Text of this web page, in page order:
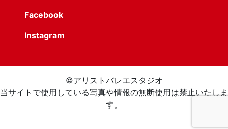
Facebook
Instagram
©︎アリストバレエスタジオ
当サイトで使用している写真や情報の無断使用は禁止いたしま
す。